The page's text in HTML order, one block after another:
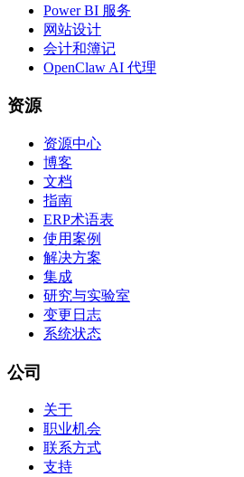
Power BI 服务
网站设计
会计和簿记
OpenClaw AI 代理
资源
资源中心
博客
文档
指南
ERP术语表
使用案例
解决方案
集成
研究与实验室
变更日志
系统状态
公司
关于
职业机会
联系方式
支持